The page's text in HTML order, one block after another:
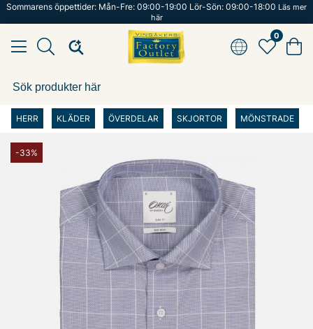
Sommarens öppettider: Mån-Fre: 09:00-19:00 Lör-Sön: 09:00-18:00 Läs mer
här
0
HERR KLÄDER ÖVERDELAR SKJORTOR MÖNSTRADE
-33%